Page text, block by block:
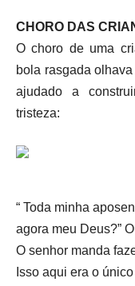
CHORO DAS
O choro de uma
bola rasgada
ajudado a
tristeza:
“ Toda minha
agora meu Deus?”
O senhor manda
Isso aqui era o